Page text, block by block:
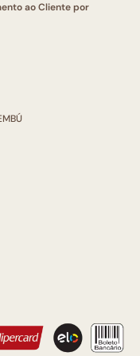
ao Cliente por